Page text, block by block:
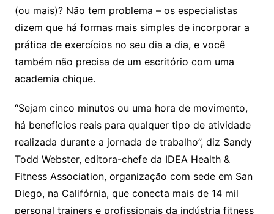
(ou mais)? Não tem problema – os especialistas
dizem que há formas mais simples de incorporar a
prática de exercícios no seu dia a dia, e você
também não precisa de um escritório com uma
academia chique.
“Sejam cinco minutos ou uma hora de movimento,
há benefícios reais para qualquer tipo de atividade
realizada durante a jornada de trabalho”, diz Sandy
Todd Webster, editora-chefe da IDEA Health &
Fitness Association, organização com sede em San
Diego, na Califórnia, que conecta mais de 14 mil
personal trainers e profissionais da indústria fitness